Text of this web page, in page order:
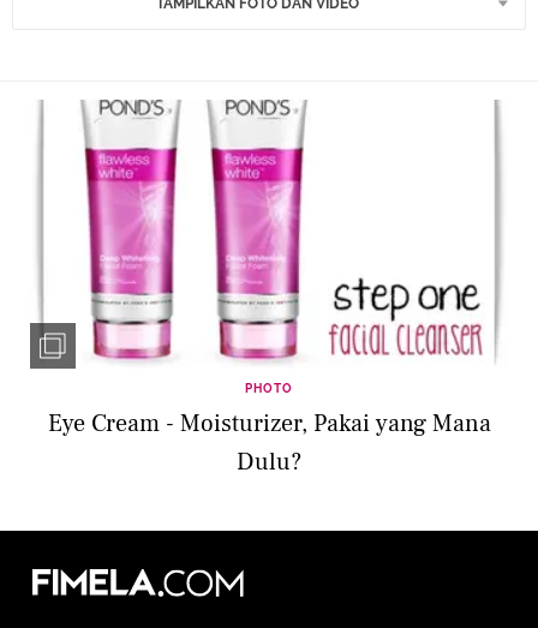
TAMPILKAN FOTO DAN VIDEO
PHOTO
Eye Cream - Moisturizer, Pakai yang Mana
Dulu?